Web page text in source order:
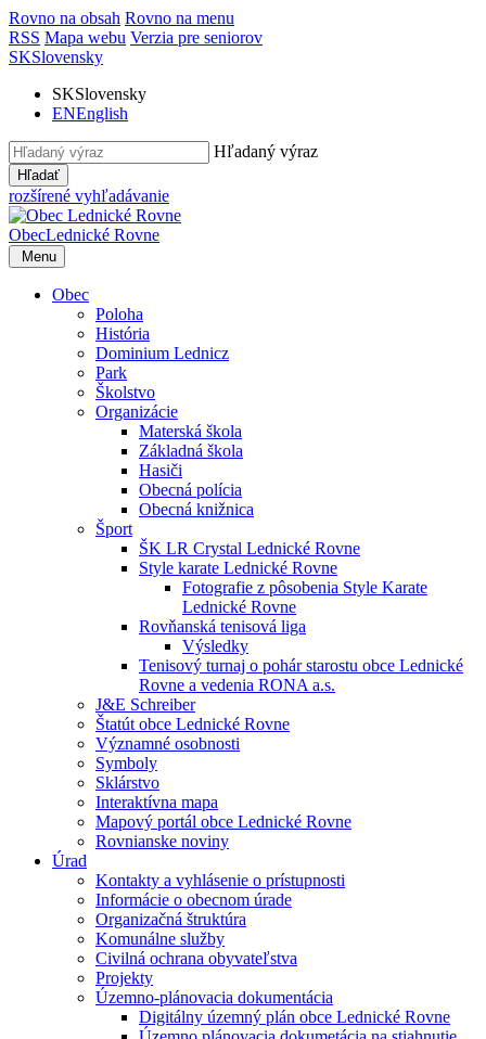
Rovno na obsah Rovno na menu
RSS Mapa webu Verzia pre seniorov
SKSlovensky
SKSlovensky
ENEnglish
Hľadaný výraz
Hľadať
rozšírené vyhľadávanie
ObecLednické Rovne
Menu
Obec
Poloha
História
Dominium Lednicz
Park
Školstvo
Organizácie
Materská škola
Základná škola
Hasiči
Obecná polícia
Obecná knižnica
Šport
ŠK LR Crystal Lednické Rovne
Style karate Lednické Rovne
Fotografie z pôsobenia Style Karate
Lednické Rovne
Rovňanská tenisová liga
Výsledky
Tenisový turnaj o pohár starostu obce Lednické
Rovne a vedenia RONA a.s.
J&E Schreiber
Štatút obce Lednické Rovne
Významné osobnosti
Symboly
Sklárstvo
Interaktívna mapa
Mapový portál obce Lednické Rovne
Rovnianske noviny
Úrad
Kontakty a vyhlásenie o prístupnosti
Informácie o obecnom úrade
Organizačná štruktúra
Komunálne služby
Civilná ochrana obyvateľstva
Projekty
Územno-plánovacia dokumentácia
Digitálny územný plán obce Lednické Rovne